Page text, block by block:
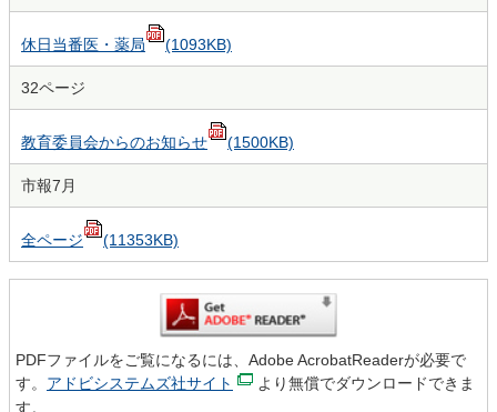
休日当番医・薬局 (1093KB)
32ページ
教育委員会からのお知らせ (1500KB)
市報7月
全ページ (11353KB)
PDFファイルをご覧になるには、Adobe AcrobatReaderが必要で
す。 アドビシステムズ社サイト
より無償でダウンロードできま
す。